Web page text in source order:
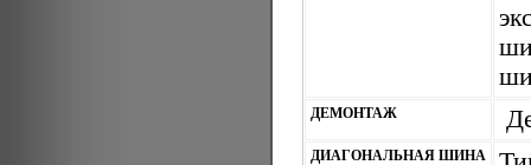
ДЕМОНТАЖ
ДИАГОНАЛЬНАЯ ШИНА